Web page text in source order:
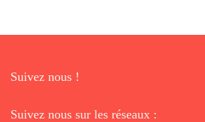
Suivez nous !
Suivez nous sur les réseaux :